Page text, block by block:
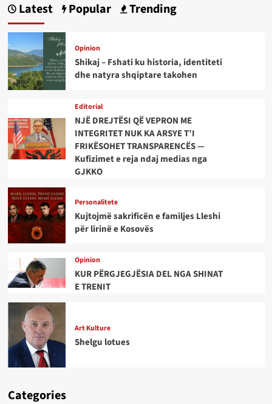
Latest Popular Trending
Opinion
Shikaj – Fshati ku historia, identiteti
dhe natyra shqiptare takohen
Editorial
NJË DREJTËSI QË VEPRON ME
INTEGRITET NUK KA ARSYE T’I
FRIKËSOHET TRANSPARENCËS —
Kufizimet e reja ndaj medias nga
GJKKO
Personalitete
Kujtojmë sakrificën e familjes Lleshi
për lirinë e Kosovës
Opinion
KUR PËRGJEGJËSIA DEL NGA SHINAT
E TRENIT
Art Kulture
Shelgu lotues
Categories